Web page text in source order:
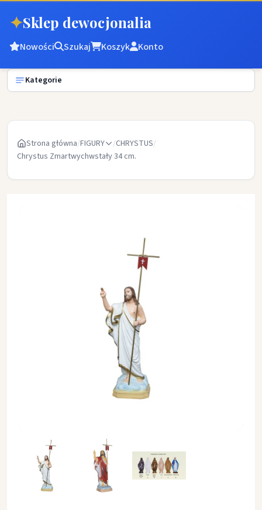
✦Sklep dewocjonalia
Nowości Szukaj Koszyk Konto
Kategorie
Strona główna/FIGURY /CHRYSTUS/
Chrystus Zmartwychwstały 34 cm.
Chrystus Zmartwychwstały 34 cm. - Chrystus - Chrystus